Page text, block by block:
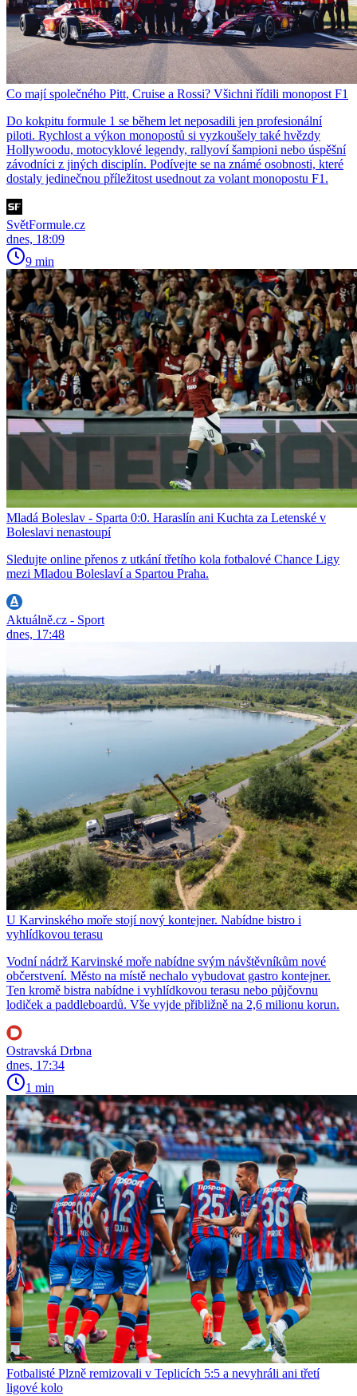
Co mají společného Pitt, Cruise a Rossi? Všichni řídili monopost F1
Do kokpitu formule 1 se během let neposadili jen profesionální
piloti. Rychlost a výkon monopostů si vyzkoušely také hvězdy
Hollywoodu, motocyklové legendy, rallyoví šampioni nebo úspěšní
závodníci z jiných disciplín. Podívejte se na známé osobnosti, které
dostaly jedinečnou příležitost usednout za volant monopostu F1.
SvětFormule.cz
dnes, 18:09
9 min
Mladá Boleslav - Sparta 0:0. Haraslín ani Kuchta za Letenské v
Boleslavi nenastoupí
Sledujte online přenos z utkání třetího kola fotbalové Chance Ligy
mezi Mladou Boleslaví a Spartou Praha.
Aktuálně.cz - Sport
dnes, 17:48
U Karvinského moře stojí nový kontejner. Nabídne bistro i
vyhlídkovou terasu
Vodní nádrž Karvinské moře nabídne svým návštěvníkům nové
občerstvení. Město na místě nechalo vybudovat gastro kontejner.
Ten kromě bistra nabídne i vyhlídkovou terasu nebo půjčovnu
lodiček a paddleboardů. Vše vyjde přibližně na 2,6 milionu korun.
Ostravská Drbna
dnes, 17:34
1 min
Fotbalisté Plzně remizovali v Teplicích 5:5 a nevyhráli ani třetí
ligové kolo